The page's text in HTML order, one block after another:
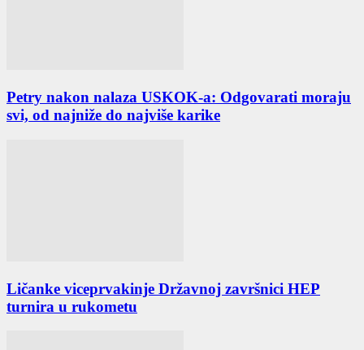
Petry nakon nalaza USKOK-a: Odgovarati moraju
svi, od najniže do najviše karike
Ličanke viceprvakinje Državnoj završnici HEP
turnira u rukometu